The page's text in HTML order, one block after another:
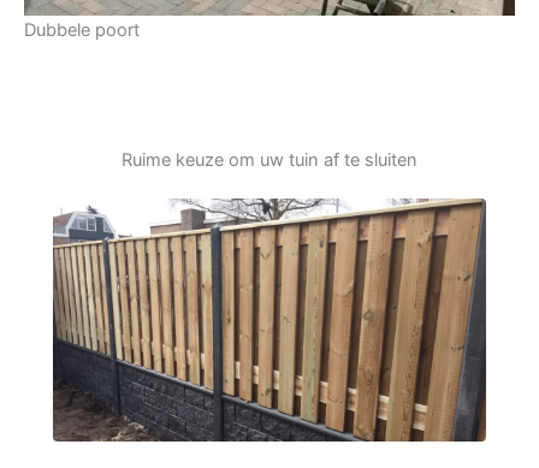
Dubbele poort
Ruime keuze om uw tuin af te sluiten